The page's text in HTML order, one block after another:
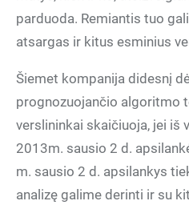
parduoda. Remiantis tuo
atsargas ir kitus esminius
Šiemet kompanija didesnį
prognozuojančio algoritmo
verslininkai skaičiuoja, jei iš
2013m. sausio 2 d.
m. sausio 2 d. apsilankys
analizę galime derinti ir su